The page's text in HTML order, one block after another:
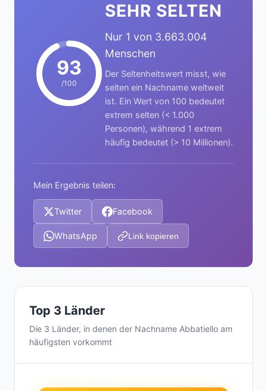
93
/100
SEHR SELTEN
Nur 1 von 3.663.004
Menschen
Der Seltenheitswert misst, wie
selten ein Nachname weltweit
ist. Ein Wert von 100 bedeutet
extrem selten (< 1.000
Personen), während 1 extrem
häufig bedeutet (> 10 Millionen).
Mein Ergebnis teilen:
Twitter Facebook
WhatsApp Link kopieren
Top 3 Länder
Die 3 Länder, in denen der Nachname Abbatiello am
häufigsten vorkommt